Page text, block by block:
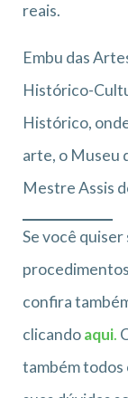
reais.
Embu das
Histórico-
Histórico,
arte, o Museu
Mestre Assis
Se você quiser
confira
clicandoaqui.
também todos